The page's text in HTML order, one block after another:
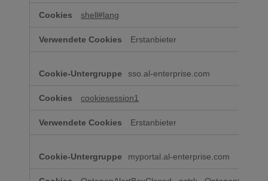
shell#lang
Erstanbieter
sso.al-enterprise.com
cookiesession1
Erstanbieter
myportal.al-enterprise.com